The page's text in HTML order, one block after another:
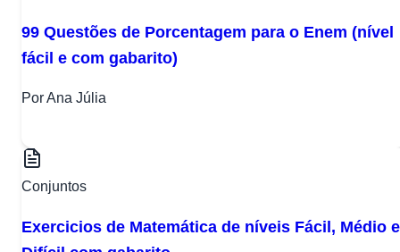
99 Questões de Porcentagem para o Enem (nível
fácil e com gabarito)
Por Ana Júlia
Conjuntos
Exercicios de Matemática de níveis Fácil, Médio e